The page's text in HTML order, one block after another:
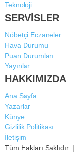
Teknoloji
SERVİSLER
Nöbetçi Eczaneler
Hava Durumu
Puan Durumları
Yayınlar
HAKKIMIZDA
Ana Sayfa
Yazarlar
Künye
Gizlilik Politikası
İletişim
Tüm Hakları Saklıdır. |